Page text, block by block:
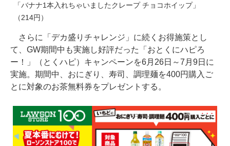
「バナナ1本入れちゃいましたクレープ チョコホイップ」
（214円）
さらに「デカ盛りチャレンジ」に続くお得施策とし
て、GW期間中も実施し好評だった「おとくにハピろ
ー！」（とくハピ）キャンペーンを6月26日～7月9日に
実施。期間中、おにぎり、寿司、調理麺を400円購入ご
とに対象のお茶無料券をプレゼントする。